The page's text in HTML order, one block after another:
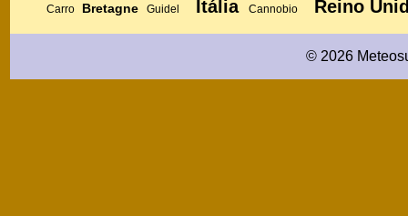
Carro Bretagne Guidel Itália Cannobio Reino
© 2026